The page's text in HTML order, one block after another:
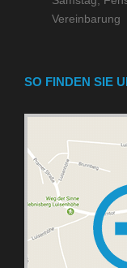
Vereinbarung
SO FINDEN SIE